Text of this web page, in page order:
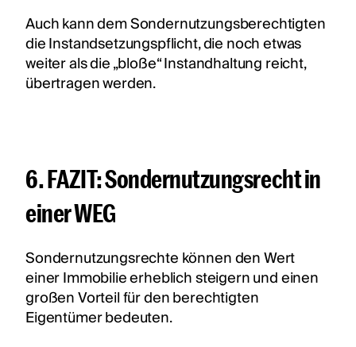
Auch kann dem Sondernutzungsberechtigten
die Instandsetzungspflicht, die noch etwas
weiter als die „bloße“ Instandhaltung reicht,
übertragen werden.
6. FAZIT: Sondernutzungsrecht in
einer WEG
Sondernutzungsrechte können den Wert
einer Immobilie erheblich steigern und einen
großen Vorteil für den berechtigten
Eigentümer bedeuten.